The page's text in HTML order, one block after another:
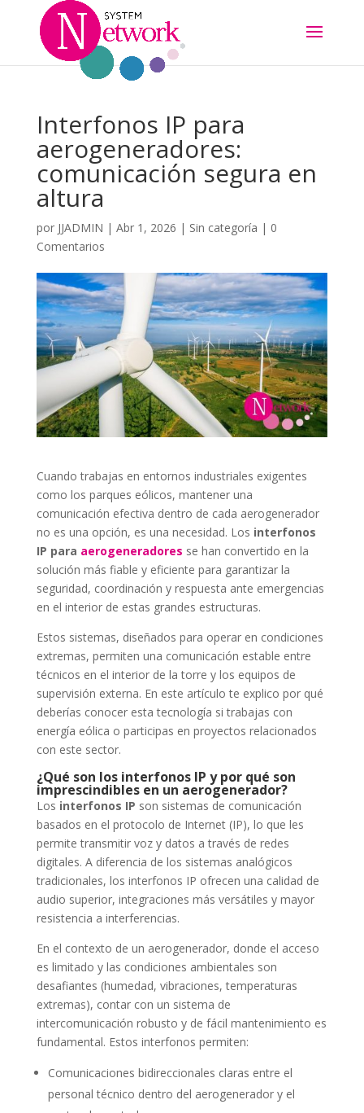
Interfonos IP para
aerogeneradores:
comunicación segura en
altura
por JJADMIN | Abr 1, 2026 | Sin categoría | 0
Comentarios
Cuando trabajas en entornos industriales exigentes
como los parques eólicos, mantener una
comunicación efectiva dentro de cada aerogenerador
no es una opción, es una necesidad. Los interfonos
IP para aerogeneradores se han convertido en la
solución más fiable y eficiente para garantizar la
seguridad, coordinación y respuesta ante emergencias
en el interior de estas grandes estructuras.
Estos sistemas, diseñados para operar en condiciones
extremas, permiten una comunicación estable entre
técnicos en el interior de la torre y los equipos de
supervisión externa. En este artículo te explico por qué
deberías conocer esta tecnología si trabajas con
energía eólica o participas en proyectos relacionados
con este sector.
¿Qué son los interfonos IP y por qué son
imprescindibles en un aerogenerador?
Los interfonos IP son sistemas de comunicación
basados en el protocolo de Internet (IP), lo que les
permite transmitir voz y datos a través de redes
digitales. A diferencia de los sistemas analógicos
tradicionales, los interfonos IP ofrecen una calidad de
audio superior, integraciones más versátiles y mayor
resistencia a interferencias.
En el contexto de un aerogenerador, donde el acceso
es limitado y las condiciones ambientales son
desafiantes (humedad, vibraciones, temperaturas
extremas), contar con un sistema de
intercomunicación robusto y de fácil mantenimiento es
fundamental. Estos interfonos permiten:
Comunicaciones bidireccionales claras entre el
personal técnico dentro del aerogenerador y el